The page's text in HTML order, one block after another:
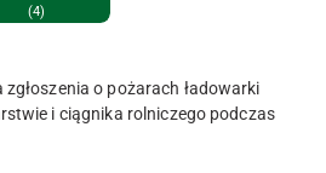
(4)
o pożarach ładowarki
i ciągnika rolniczego podczas